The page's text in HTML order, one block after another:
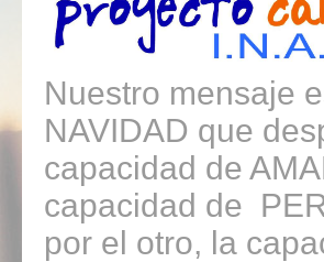
Nuestro mensaje
NAVIDAD que
capacidad de
capacidad de
por el otro, la